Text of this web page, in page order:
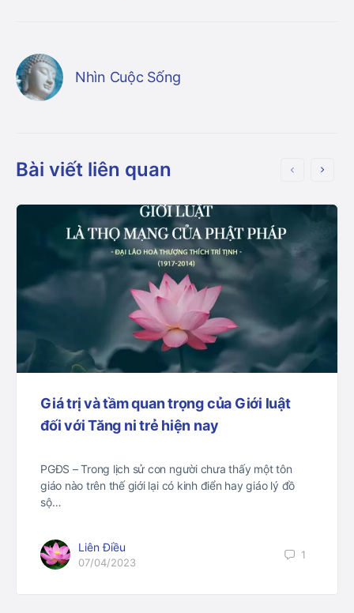
Nhìn Cuộc Sống
Bài viết liên quan
Giá trị và tầm quan trọng của Giới luật
đối với Tăng ni trẻ hiện nay
PGĐS – Trong lịch sử con người chưa thấy một tôn
giáo nào trên thế giới lại có kinh điển hay giáo lý đồ
sộ…
Liên Điều
07/04/2023
1